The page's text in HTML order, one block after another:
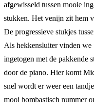
afgewisseld tussen mooie
stukken. Het venijn zit hem
De progressieve stukjes
Als hekkensluiter vinden we
ingetogen met de pakkende
door de piano. Hier komt
snel wordt er weer een
mooi bombastisch nummer